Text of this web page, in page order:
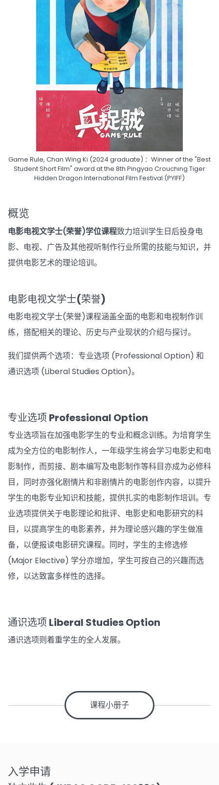
Game Rule, Chan Wing Ki (2024 graduate) ：Winner of the "Best
Student Short Film" award at the 8th Pingyao Crouching Tiger
Hidden Dragon International Film Festival (PYIFF)
概览
电影电视文学士(荣誉)学位课程致力培训学生日后投身电
影、电视、广告及其他视听制作行业所需的技能与知识，并
提供电影艺术的理论培训。
电影电视文学士(荣誉)
电影电视文学士(荣誉)课程涵盖全面的电影和电视制作训
练，搭配相关的理论、历史与产业现状的介绍与探讨。
我们提供两个选项：专业选项 (Professional Option) 和
通识选项 (Liberal Studies Option)。
专业选项 Professional Option
专业选项旨在加强电影学生的专业和概念训练。为培育学生
成为全方位的电影制作人，一年级学生将会学习电影史和电
影制作，而剪接、剧本编写及电影制作等科目亦成为必修科
目，同时亦强化剧情片和非剧情片的电影创作内容，以提升
学生的电影专业知识和技能，提供扎实的电影制作培训。专
业选项提供关于电影理论和批评、电影史和电影研究的科
目，以提高学生的电影素养，并为理论感兴趣的学生做准
备，以便报读电影研究课程。同时，学生的主修选修
(Major Elective) 学分亦增加，学生可按自己的兴趣而选
修，以达致富多样性的选择。
通识选项 Liberal Studies Option
通识选项则着重学生的全人发展。
课程小册子
入学申请